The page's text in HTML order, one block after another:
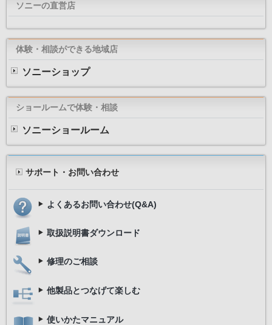
ソニーの直営店
体験・相談ができる地域店
ソニーショップ
ショールームで体験・相談
ソニーショールーム
サポート・お問い合わせ
よくあるお問い合わせ(Q&A)
取扱説明書ダウンロード
修理のご相談
他製品とつなげて楽しむ
使いかたマニュアル